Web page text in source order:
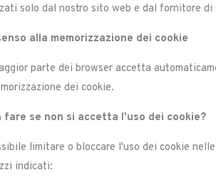
solo dal nostro sito web e dal fornitore
alla memorizzazione dei cookie
parte dei browser accetta
dei cookie.
fare se non si accetta l'uso dei cookie?
limitare o bloccare l'uso dei cookie
indicati: